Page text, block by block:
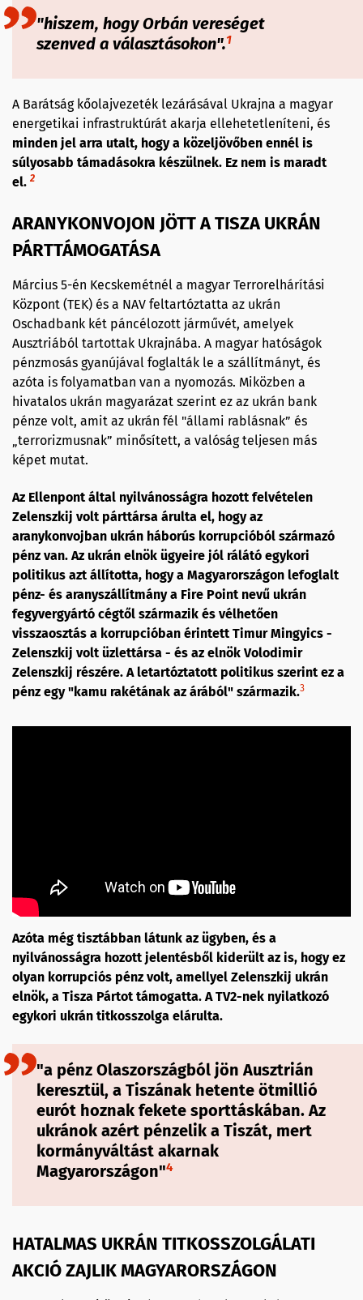
"hiszem, hogy Orbán vereséget
szenved a választásokon".1
A Barátság kőolajvezeték lezárásával Ukrajna a magyar
energetikai infrastruktúrát akarja ellehetetleníteni, és
minden jel arra utalt, hogy a közeljövőben ennél is
súlyosabb támadásokra készülnek. Ez nem is maradt
el. 2
ARANYKONVOJON JÖTT A TISZA UKRÁN
PÁRTTÁMOGATÁSA
Március 5-én Kecskemétnél a magyar Terrorelhárítási
Központ (TEK) és a NAV feltartóztatta az ukrán
Oschadbank két páncélozott járművét, amelyek
Ausztriából tartottak Ukrajnába. A magyar hatóságok
pénzmosás gyanújával foglalták le a szállítmányt, és
azóta is folyamatban van a nyomozás. Miközben a
hivatalos ukrán magyarázat szerint ez az ukrán bank
pénze volt, amit az ukrán fél "állami rablásnak” és
„terrorizmusnak” minősített, a valóság teljesen más
képet mutat.
Az Ellenpont által nyilvánosságra hozott felvételen
Zelenszkij volt párttársa árulta el, hogy az
aranykonvojban ukrán háborús korrupcióból származó
pénz van. Az ukrán elnök ügyeire jól rálátó egykori
politikus azt állította, hogy a Magyarországon lefoglalt
pénz- és aranyszállítmány a Fire Point nevű ukrán
fegyvergyártó cégtől származik és vélhetően
visszaosztás a korrupcióban érintett Timur Mingyics -
Zelenszkij volt üzlettársa - és az elnök Volodimir
Zelenszkij részére. A letartóztatott politikus szerint ez a
pénz egy "kamu rakétának az árából" származik.3
Azóta még tisztábban látunk az ügyben, és a
nyilvánosságra hozott jelentésből kiderült az is, hogy ez
olyan korrupciós pénz volt, amellyel Zelenszkij ukrán
elnök, a Tisza Pártot támogatta. A TV2-nek nyilatkozó
egykori ukrán titkosszolga elárulta.
"a pénz Olaszországból jön Ausztrián
keresztül, a Tiszának hetente ötmillió
eurót hoznak fekete sporttáskában. Az
ukránok azért pénzelik a Tiszát, mert
kormányváltást akarnak
Magyarországon"4
HATALMAS UKRÁN TITKOSSZOLGÁLATI
AKCIÓ ZAJLIK MAGYARORSZÁGON